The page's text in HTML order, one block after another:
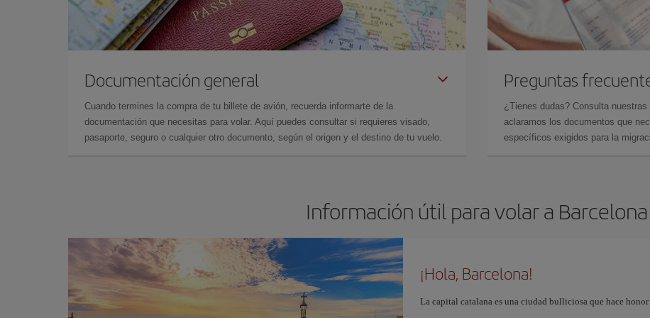
Documentación general
Cuando termines la compra de tu billete de avión, recuerda informarte de la
documentación que necesitas para volar. Aquí puedes consultar si requieres visado,
pasaporte, seguro o cualquier otro documento, según el origen y el destino de tu vuelo.
Preguntas
¿Tienes dudas? Consulta nuestras
aclaramos los documentos que
específicos exigidos para la
Información útil para volar a Barcelona
¡Hola, Barcelona!
La capital catalana es una ciudad bulliciosa que hace